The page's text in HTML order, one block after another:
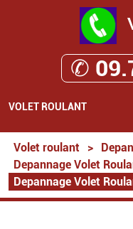
✆
VOLET ROULANT
Volet roulant >
Depannage Volet
Depannage Volet